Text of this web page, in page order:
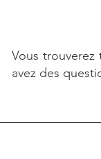
Vous trouverez
avez des